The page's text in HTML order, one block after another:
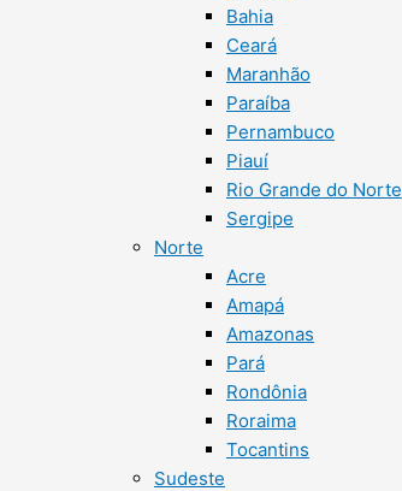
Bahia
Ceará
Maranhão
Paraíba
Pernambuco
Piauí
Rio Grande do Norte
Sergipe
Norte
Acre
Amapá
Amazonas
Pará
Rondônia
Roraima
Tocantins
Sudeste